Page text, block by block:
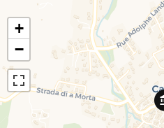
+
−